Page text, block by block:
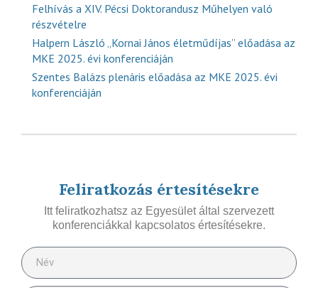
Felhívás a XIV. Pécsi Doktorandusz Műhelyen való
részvételre
Halpern László „Kornai János életműdíjas” előadása az
MKE 2025. évi konferenciáján
Szentes Balázs plenáris előadása az MKE 2025. évi
konferenciáján
Feliratkozás értesítésekre
Itt feliratkozhatsz az Egyesület által szervezett
konferenciákkal kapcsolatos értesítésekre.